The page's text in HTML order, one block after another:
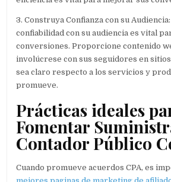
3. Construya Confianza con su
confiabilidad con su audiencia es vital
conversiones. Proporcione contenido
involúcrese con sus seguidores en
sea claro respecto a los servicios y
promueve.
Prácticas ideales
Fomentar
Contador Público
Cuando promueve acuerdos CPA, es